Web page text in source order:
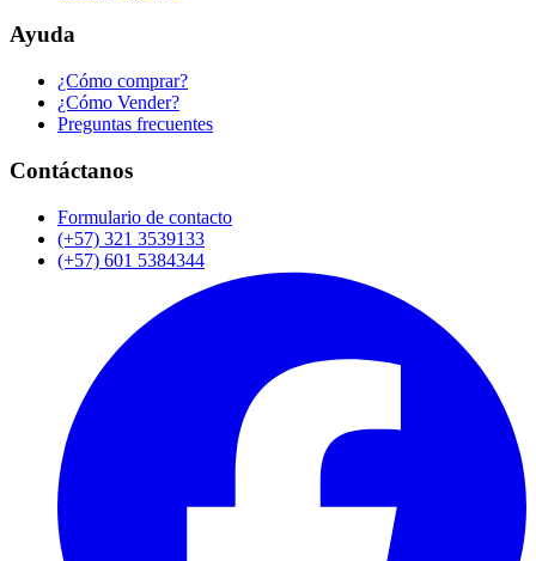
Ayuda
¿Cómo comprar?
¿Cómo Vender?
Preguntas frecuentes
Contáctanos
Formulario de contacto
(+57) 321 3539133
(+57) 601 5384344